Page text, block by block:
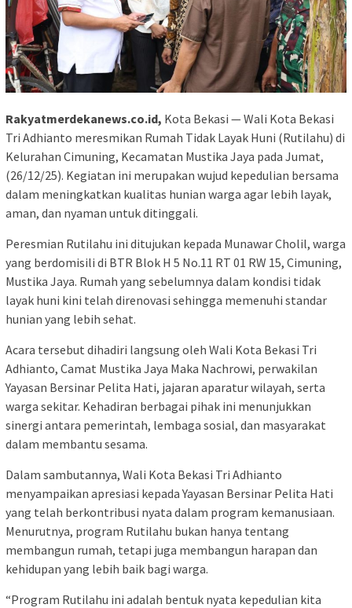
Rakyatmerdekanews.co.id, Kota Bekasi — Wali Kota Bekasi
Tri Adhianto meresmikan Rumah Tidak Layak Huni (Rutilahu) di
Kelurahan Cimuning, Kecamatan Mustika Jaya pada Jumat,
(26/12/25). Kegiatan ini merupakan wujud kepedulian bersama
dalam meningkatkan kualitas hunian warga agar lebih layak,
aman, dan nyaman untuk ditinggali.
Peresmian Rutilahu ini ditujukan kepada Munawar Cholil, warga
yang berdomisili di BTR Blok H 5 No.11 RT 01 RW 15, Cimuning,
Mustika Jaya. Rumah yang sebelumnya dalam kondisi tidak
layak huni kini telah direnovasi sehingga memenuhi standar
hunian yang lebih sehat.
Acara tersebut dihadiri langsung oleh Wali Kota Bekasi Tri
Adhianto, Camat Mustika Jaya Maka Nachrowi, perwakilan
Yayasan Bersinar Pelita Hati, jajaran aparatur wilayah, serta
warga sekitar. Kehadiran berbagai pihak ini menunjukkan
sinergi antara pemerintah, lembaga sosial, dan masyarakat
dalam membantu sesama.
Dalam sambutannya, Wali Kota Bekasi Tri Adhianto
menyampaikan apresiasi kepada Yayasan Bersinar Pelita Hati
yang telah berkontribusi nyata dalam program kemanusiaan.
Menurutnya, program Rutilahu bukan hanya tentang
membangun rumah, tetapi juga membangun harapan dan
kehidupan yang lebih baik bagi warga.
“Program Rutilahu ini adalah bentuk nyata kepedulian kita